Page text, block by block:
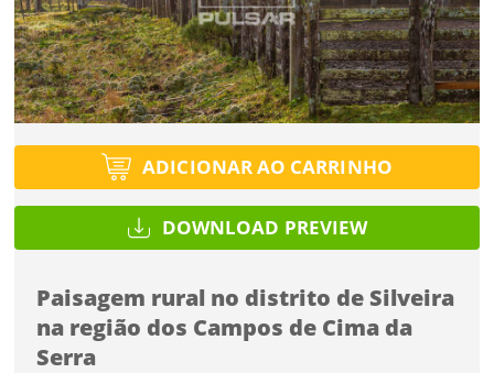
ADICIONAR AO CARRINHO
DOWNLOAD PREVIEW
Paisagem rural no distrito de Silveira
na região dos Campos de Cima da
Serra
Tipo de projeto
Selecione
Utilização
Tamanho
Título do projeto
Esqueci a senha
ENTRAR
Você ainda não tem conta?
ENTRAR
ENVIAR
Protegido por reCAPTCHA —Privacidade·Termos
Tipo de projeto
Selecione
Utilização
Tamanho
Tamanho MR$ 114,00
Tamanho GR$ 171,00